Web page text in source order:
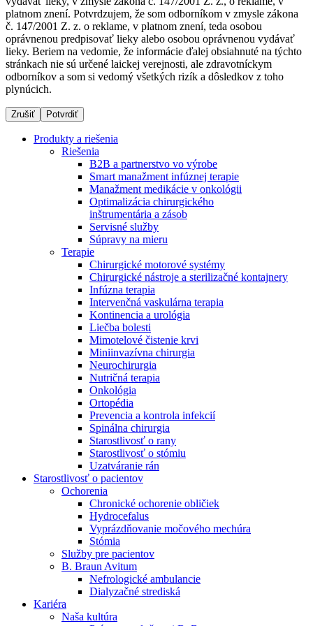
Produktový katalóg​
Objavte naše produkty. ​Navštívte produktový katalóg B.
Braun​ s našim kompletným produktovým portfóliom.​
Dialyzačné strediská
B. Braun Avitum poskytuje kvalitnú dialyzačnú starostlivosť
vo všetkých svojich strediskách na Slovensku. Viac
Nefrologické ambulancie
V nefrologických ambulanciách prevádzkujeme poradenstvo
a prípravu pacientov k jednotlivým metódam náhrady funkcie
obličiek. Zvoľte si mesto, ktoré potrebujete a navštívte nás.
Zostaňte v dialógu s B. Braun. Kontaktujte nás.
platnom znení. Potvrdzujem, že som odborníkom v zmysle zákona
č. 147/2001 Z. z. o reklame, v platnom znení, teda osobou
oprávnenou predpisovať lieky alebo osobou oprávnenou vydávať
lieky. Beriem na vedomie, že informácie ďalej obsiahnuté na týchto
stránkach nie sú určené laickej verejnosti, ale zdravotníckym
odborníkov a som si vedomý všetkých rizík a dôsledkov z toho
plynúcich.
Zrušiť Potvrdiť
Produkty a riešenia
Riešenia
B2B a partnerstvo vo výrobe
Smart manažment infúznej terapie
Manažment medikácie v onkológii
Optimalizácia chirurgického
inštrumentária a zásob
Servisné služby
Súpravy na mieru
Terapie
Chirurgické motorové systémy
Chirurgické nástroje a sterilizačné kontajnery
Infúzna terapia
Intervenčná vaskulárna terapia
Kontinencia a urológia
Liečba bolesti
Mimotelové čistenie krvi
Miniinvazívna chirurgia
Neurochirurgia
Nutričná terapia
Onkológia
Ortopédia
Prevencia a kontrola infekcií
Spinálna chirurgia
Starostlivosť o rany
Starostlivosť o stómiu
Uzatváranie rán
Starostlivosť o pacientov
Ochorenia
Chronické ochorenie obličiek
Hydrocefalus
Vyprázdňovanie močového mechúra
Stómia
Služby pre pacientov
B. Braun Avitum
Nefrologické ambulancie
Dialyzačné strediská
Kariéra
Naša kultúra